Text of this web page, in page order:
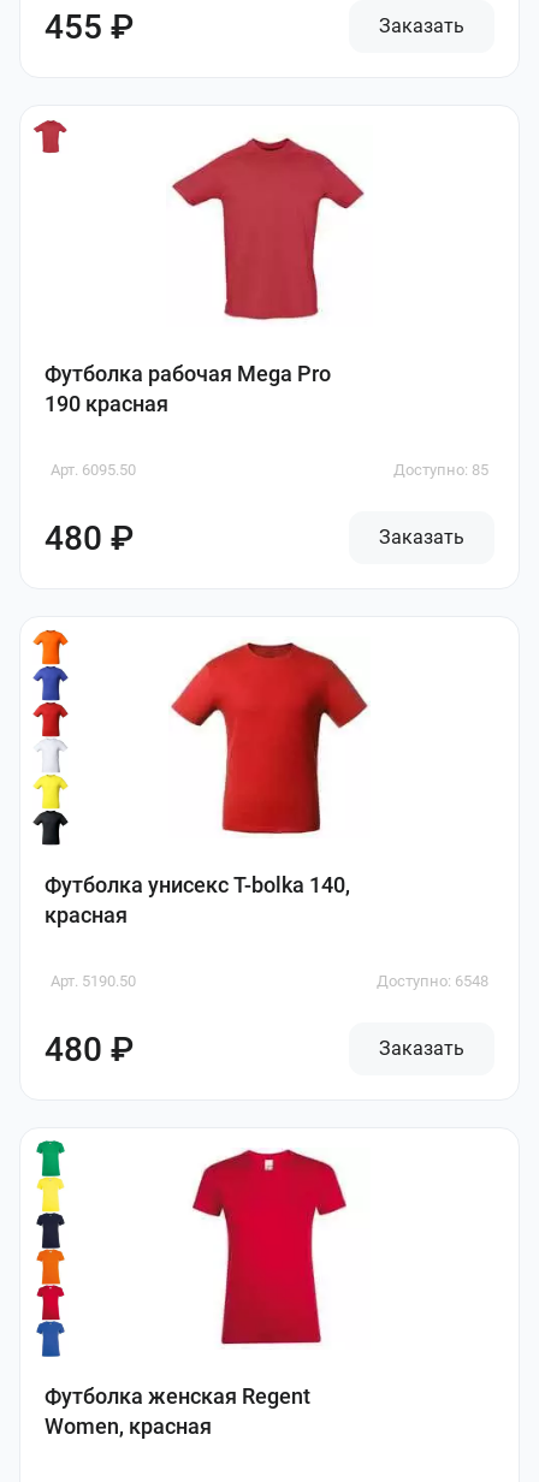
455 ₽ Заказать
Футболка рабочая Mega Pro
190 красная
Арт. 6095.50 Доступно: 85
480 ₽ Заказать
Футболка унисекс T-bolka 140,
красная
Арт. 5190.50 Доступно: 6548
480 ₽ Заказать
Футболка женская Regent
Women, красная